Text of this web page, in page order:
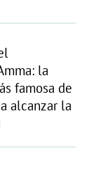
la
famosa de
alcanzar la